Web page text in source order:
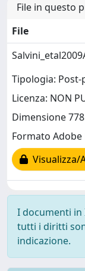
File in questo
File
Tipologia:
Licenza: NON
Dimensione
Formato Adobe
Visualizza/
I documenti in
tutti i diritti
indicazione.